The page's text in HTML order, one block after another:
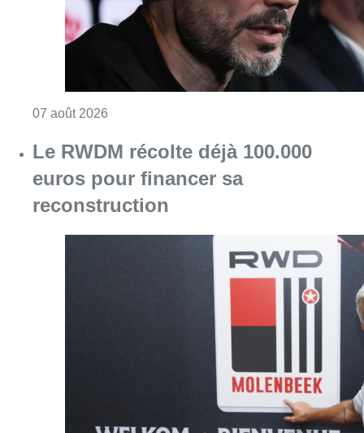
Consulter l'article "Le RWDM récolte déjà
Europa League : Anderlecht s’est
sorti du piège tendu par le PAOK
(0-1) au 3e tour qualificatif aller